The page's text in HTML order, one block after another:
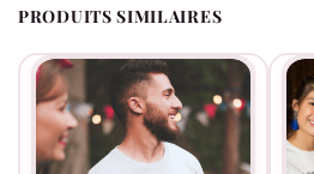
PRODUITS SIMILAIRES